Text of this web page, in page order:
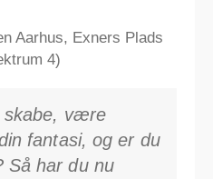
Aarhus, Exners Plads
4)
skabe, være
fantasi, og er du
Så har du nu